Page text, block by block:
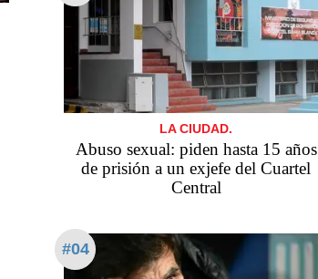
LA CIUDAD.
Abuso sexual: piden hasta 15 años
de prisión a un exjefe del Cuartel
Central
#04